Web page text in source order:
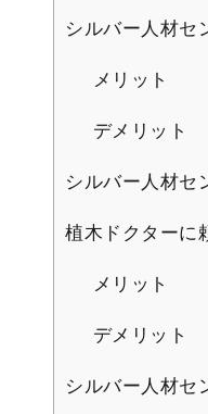
シルバー人材セ
メリット
デメリット
シルバー人材セ
植木ドクターに
メリット
デメリット
シルバー人材セ